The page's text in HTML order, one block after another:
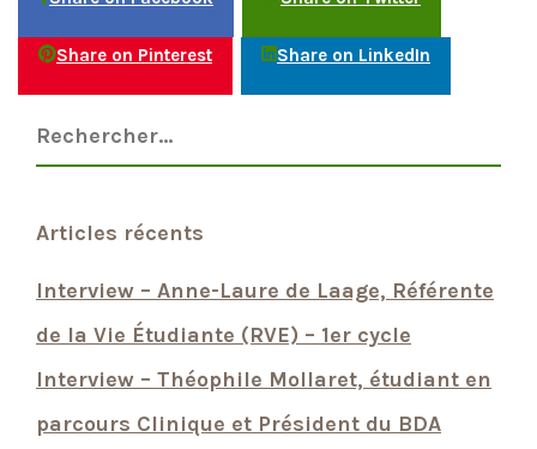
Share on Pinterest Share on LinkedIn
Articles récents
Interview – Anne-Laure de Laage, Référente
de la Vie Étudiante (RVE) – 1er cycle
Interview – Théophile Mollaret, étudiant en
parcours Clinique et Président du BDA